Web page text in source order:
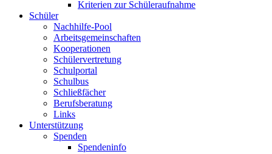
Kriterien zur Schüleraufnahme
Schüler
Nachhilfe-Pool
Arbeitsgemeinschaften
Kooperationen
Schülervertretung
Schulportal
Schulbus
Schließfächer
Berufsberatung
Links
Unterstützung
Spenden
Spendeninfo